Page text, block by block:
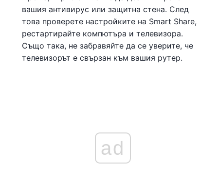
вашия антивирус или защитна стена. След
това проверете настройките на Smart Share,
рестартирайте компютъра и телевизора.
Също така, не забравяйте да се уверите, че
телевизорът е свързан към вашия рутер.
ad